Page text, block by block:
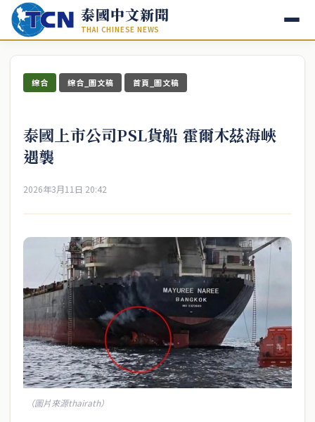
泰國中文新聞
THAI CHINESE NEWS
綜合 綜合_圖文稿 首頁_圖文稿
泰國上市公司PSL貨船 霍爾木茲海峽
遇襲
2026年3月11日 20:42
（圖片來源thairath）